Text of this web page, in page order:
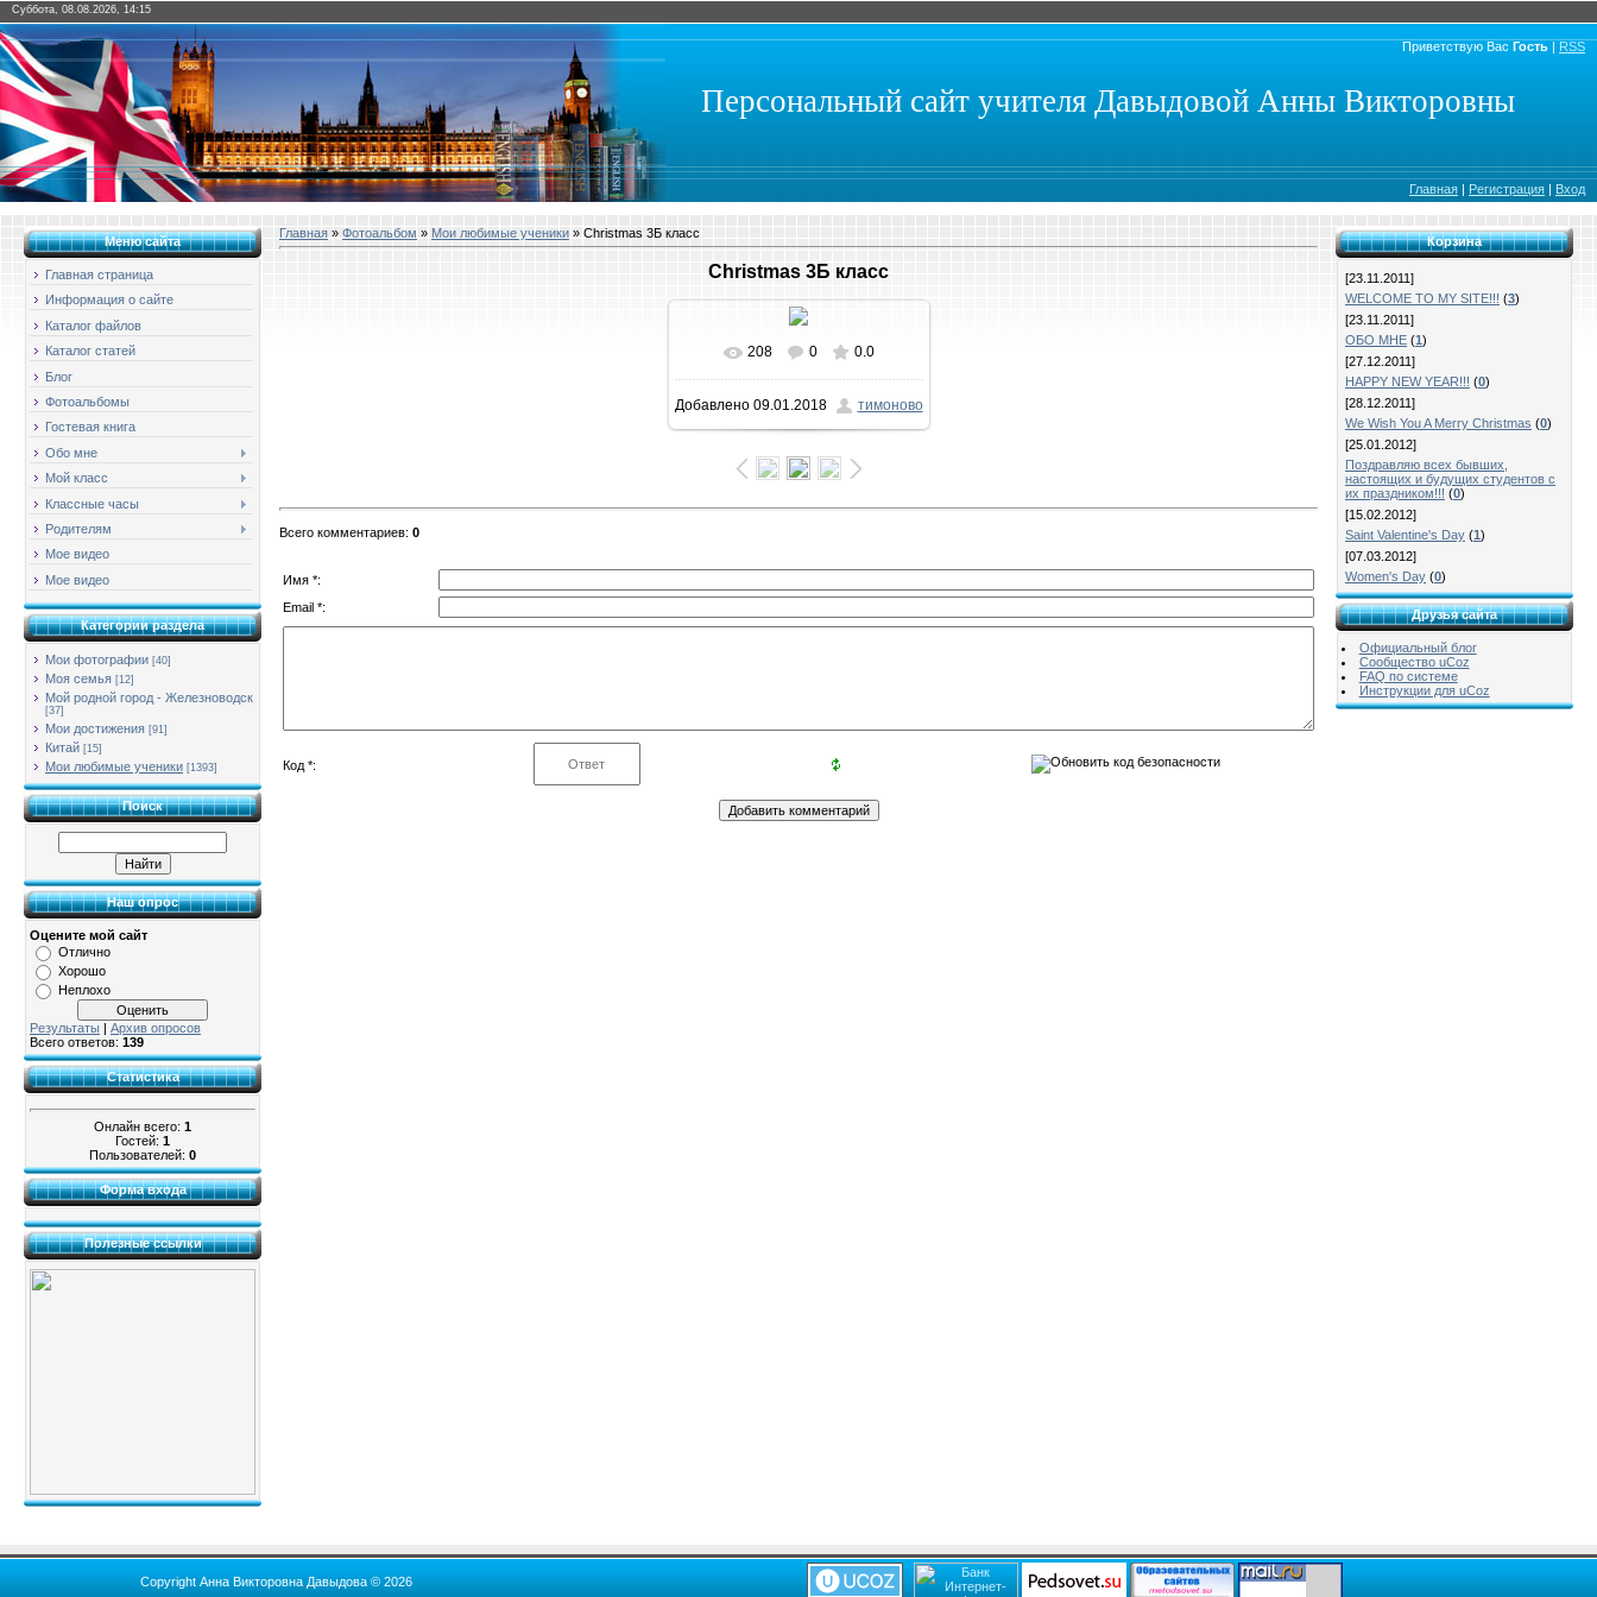
Суббота, 08.08.2026, 14:15
Приветствую Вас Гость | RSS
Персональный сайт учителя Давыдовой Анны Викторовны
Главная | Регистрация | Вход
Меню сайта
Главная страница
Информация о сайте
Каталог файлов
Каталог статей
Блог
Фотоальбомы
Гостевая книга
Обо мне
Мой класс
Классные часы
Родителям
Мое видео
Мое видео
Категории раздела
Мои фотографии [40]
Моя семья [12]
Мой родной город - Железноводск
[37]
Мои достижения [91]
Китай [15]
Мои любимые ученики [1393]
Поиск
Наш опрос
Оцените мой сайт
Отлично
Хорошо
Неплохо
Результаты | Архив опросов
Всего ответов: 139
Статистика
Онлайн всего: 1
Гостей: 1
Пользователей: 0
Форма входа
Полезные ссылки
Главная » Фотоальбом » Мои любимые ученики » Christmas 3Б класс
Christmas 3Б класс
В реальном размере
1032x581/ 122.0Kb
208 0 0.0
Добавлено09.01.2018 тимоново
Всего комментариев: 0
Имя *:
Email *:
Код *:
Корзина
[23.11.2011]
WELCOME TO MY SITE!!! (3)
[23.11.2011]
ОБО МНЕ (1)
[27.12.2011]
HAPPY NEW YEAR!!! (0)
[28.12.2011]
We Wish You A Merry Christmas (0)
[25.01.2012]
Поздравляю всех бывших,
настоящих и будущих студентов с
их праздником!!! (0)
[15.02.2012]
Saint Valentine's Day (1)
[07.03.2012]
Women's Day (0)
Друзья сайта
Официальный блог
Сообщество uCoz
FAQ по системе
Инструкции для uCoz
Copyright Анна Викторовна Давыдова © 2026